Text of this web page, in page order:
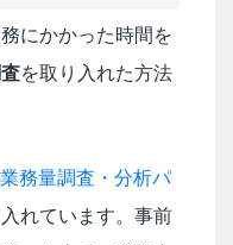
にかかった時間を
を取り入れた方法
業務量調査・分析パ
れています。事前